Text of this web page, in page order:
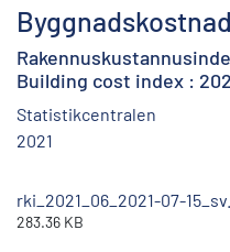
Building cost index :
Statistikcentralen
2021
rki_2021_06_2021-07-
283.36 KB